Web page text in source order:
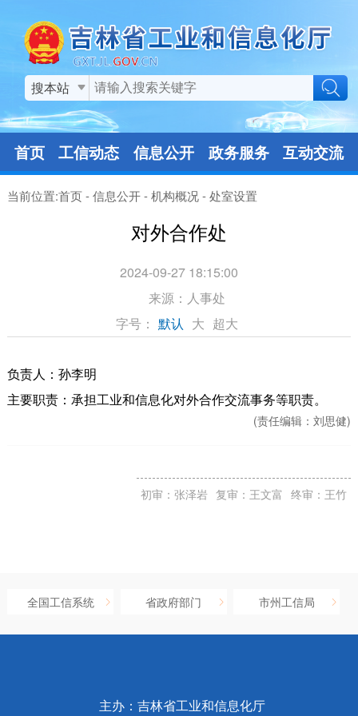
搜本站
首页 工信动态 信息公开 政务服务 互动交流
当前位置:首页-信息公开-机构概况-处室设置
对外合作处
2024-09-27 18:15:00
来源： 人事处
字号： 默认 大 超大
负责人：孙李明
主要职责：承担工业和信息化对外合作交流事务等职责。
(责任编辑：刘思健)
初审：张泽岩 复审：王文富 终审：王竹
全国工信系统 省政府部门 市州工信局
主办：吉林省工业和信息化厅